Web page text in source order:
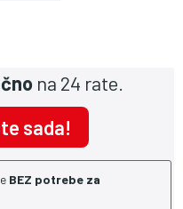
na 24 rate.
sada!
BEZ potrebe za